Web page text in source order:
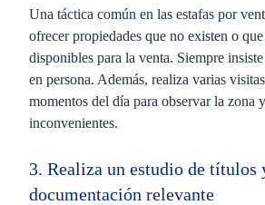
Una táctica común en las estafas por
ofrecer propiedades que no existen o que
disponibles para la venta. Siempre
en persona. Además, realiza varias
momentos del día para observar la zona
inconvenientes.
3. Realiza un estudio de títulos
documentación relevante